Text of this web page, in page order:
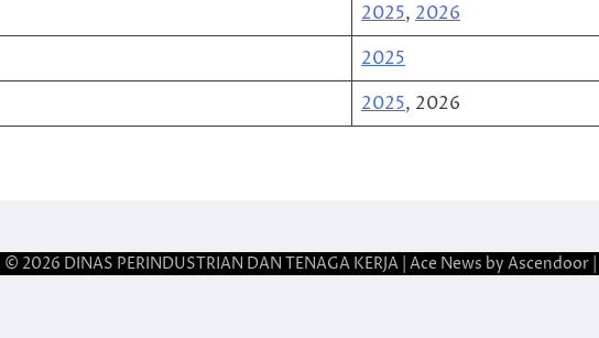
2025, 2026
2025
2025, 2026
© 2026 DINAS PERINDUSTRIAN DAN TENAGA KERJA | Ace News by Ascendoor